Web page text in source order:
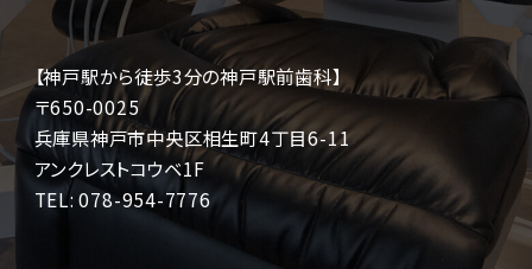
【神戸駅から徒歩3分の神戸駅前歯科】
〒650-0025
兵庫県神戸市中央区相生町4丁目6-11
アンクレストコウベ1F
TEL:078-954-7776